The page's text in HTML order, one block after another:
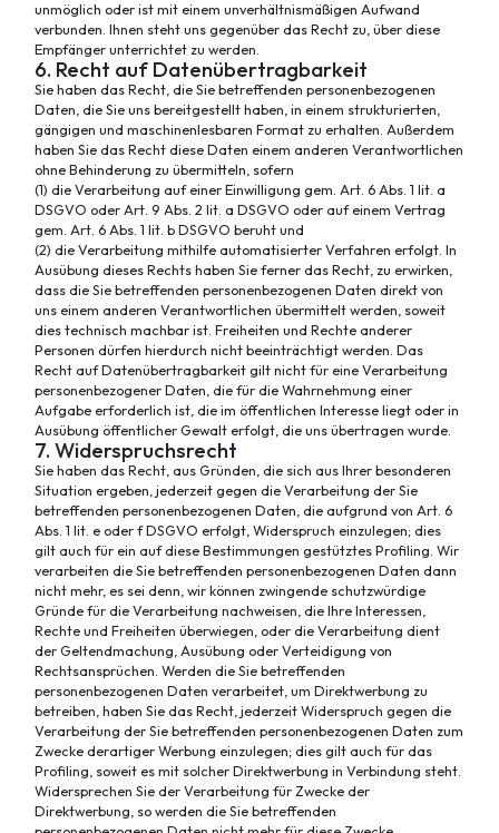
unmöglich oder ist mit einem unverhältnismäßigen Aufwand
verbunden. Ihnen steht uns gegenüber das Recht zu, über diese
Empfänger unterrichtet zu werden.
6. Recht auf Datenübertragbarkeit
Sie haben das Recht, die Sie betreffenden personenbezogenen
Daten, die Sie uns bereitgestellt haben, in einem strukturierten,
gängigen und maschinenlesbaren Format zu erhalten. Außerdem
haben Sie das Recht diese Daten einem anderen Verantwortlichen
ohne Behinderung zu übermitteln, sofern
(1) die Verarbeitung auf einer Einwilligung gem. Art. 6 Abs. 1 lit. a
DSGVO oder Art. 9 Abs. 2 lit. a DSGVO oder auf einem Vertrag
gem. Art. 6 Abs. 1 lit. b DSGVO beruht und
(2) die Verarbeitung mithilfe automatisierter Verfahren erfolgt. In
Ausübung dieses Rechts haben Sie ferner das Recht, zu erwirken,
dass die Sie betreffenden personenbezogenen Daten direkt von
uns einem anderen Verantwortlichen übermittelt werden, soweit
dies technisch machbar ist. Freiheiten und Rechte anderer
Personen dürfen hierdurch nicht beeinträchtigt werden. Das
Recht auf Datenübertragbarkeit gilt nicht für eine Verarbeitung
personenbezogener Daten, die für die Wahrnehmung einer
Aufgabe erforderlich ist, die im öffentlichen Interesse liegt oder in
Ausübung öffentlicher Gewalt erfolgt, die uns übertragen wurde.
7. Widerspruchsrecht
Sie haben das Recht, aus Gründen, die sich aus Ihrer besonderen
Situation ergeben, jederzeit gegen die Verarbeitung der Sie
betreffenden personenbezogenen Daten, die aufgrund von Art. 6
Abs. 1 lit. e oder f DSGVO erfolgt, Widerspruch einzulegen; dies
gilt auch für ein auf diese Bestimmungen gestütztes Profiling. Wir
verarbeiten die Sie betreffenden personenbezogenen Daten dann
nicht mehr, es sei denn, wir können zwingende schutzwürdige
Gründe für die Verarbeitung nachweisen, die Ihre Interessen,
Rechte und Freiheiten überwiegen, oder die Verarbeitung dient
der Geltendmachung, Ausübung oder Verteidigung von
Rechtsansprüchen. Werden die Sie betreffenden
personenbezogenen Daten verarbeitet, um Direktwerbung zu
betreiben, haben Sie das Recht, jederzeit Widerspruch gegen die
Verarbeitung der Sie betreffenden personenbezogenen Daten zum
Zwecke derartiger Werbung einzulegen; dies gilt auch für das
Profiling, soweit es mit solcher Direktwerbung in Verbindung steht.
Widersprechen Sie der Verarbeitung für Zwecke der
Direktwerbung, so werden die Sie betreffenden